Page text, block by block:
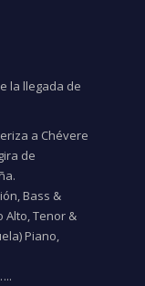
la llegada de
a Chévere
de
Bass &
Alto, Tenor &
Piano,